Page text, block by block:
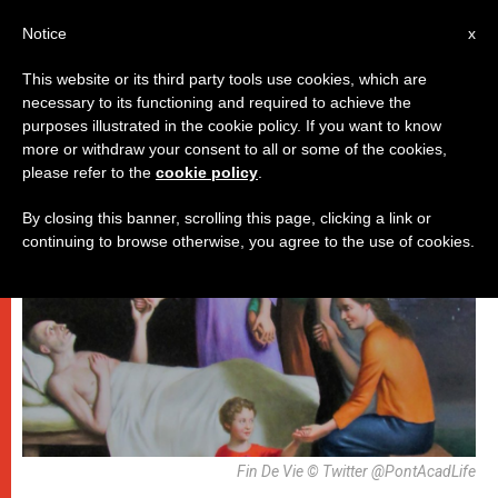
روما
Fin De Vie © Twitter @PontAcadLife
x
Notice
This website or its third party tools use cookies, which are
necessary to its functioning and required to achieve the
purposes illustrated in the cookie policy. If you want to know
more or withdraw your consent to all or some of the cookies,
please refer to the cookie policy
By closing this banner, scrolling this page, clicking a link or
continuing to browse otherwise, you agree to the use of cookies.